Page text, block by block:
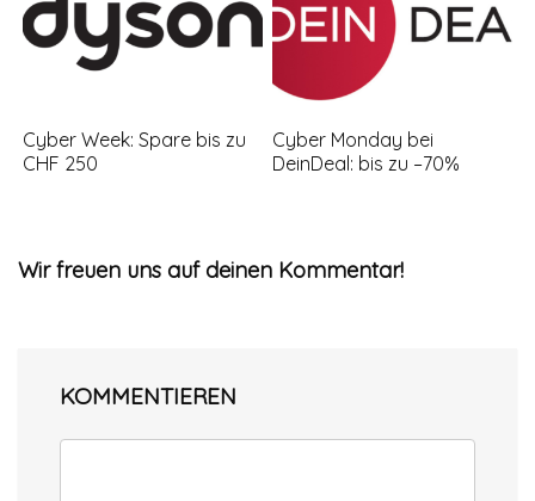
Cyber Week: Spare bis zu
CHF 250
Cyber Monday bei
DeinDeal: bis zu –70%
Wir freuen uns auf deinen Kommentar!
KOMMENTIEREN